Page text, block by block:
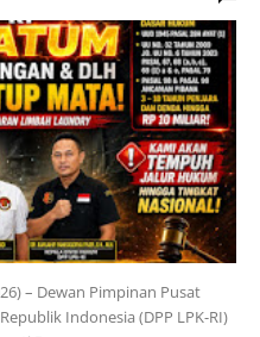
– Dewan Pimpinan Pusat
Indonesia (DPP LPK-RI)